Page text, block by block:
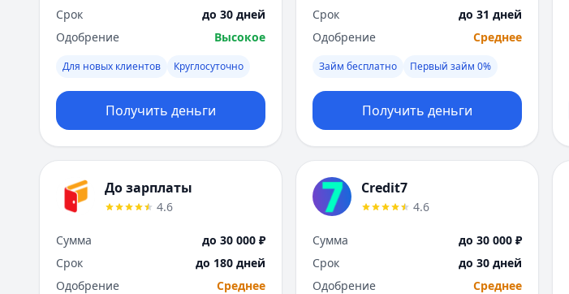
Срок
до 30 дней
Одобрение
Высокое
Для новых клиентов Круглосуточно
Получить деньги
Срок
до 31 дней
Одобрение
Среднее
Займ бесплатно Первый займ 0%
Получить деньги
До зарплаты
4.6
Сумма
до 30 000 ₽
Срок
до 180 дней
Одобрение
Среднее
Credit7
4.6
Сумма
до 30 000 ₽
Срок
до 30 дней
Одобрение
Среднее